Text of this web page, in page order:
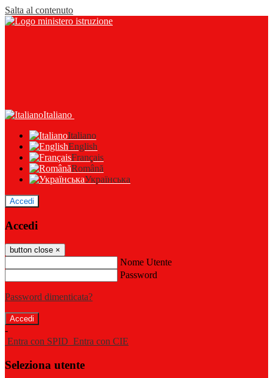
Salta al contenuto
Italiano
Italiano
English
Français
Română
Українська
Accedi
Accedi
button close ×
Nome Utente
Password
Password dimenticata?
-
Entra con SPID Entra con CIE
Seleziona utente